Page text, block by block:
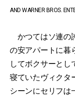
AND WARNER BROS.
かつてはソ連の
の安アパートに暮
してボクサーとし
寝ていたヴィクタ
シーンにセリフは